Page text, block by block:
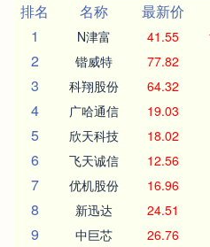
排名
名称 最新价
1
N津富 41.55
2 锴威特 77.82
3 科翔股份 64.32
4 广哈通信 19.03
5 欣天科技 18.02
6 飞天诚信 12.56
7 优机股份 16.96
8 新迅达 24.51
9 中巨芯 26.76